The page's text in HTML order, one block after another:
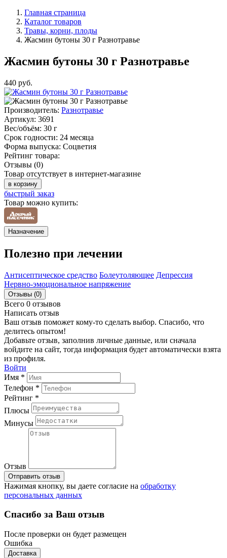
Главная страница
Каталог товаров
Травы, корни, плоды
Жасмин бутоны 30 г Разнотравье
Жасмин бутоны 30 г Разнотравье
440 руб.
Производитель: Разнотравье
Артикул: 3691
Вес/объём: 30 г
Срок годности: 24 месяца
Форма выпуска: Соцветия
Рейтинг товара:
Отзывы (0)
Товар отсутствует в интернет-магазине
в корзину
быстрый заказ
Товар можно купить:
Назначение
Полезно при лечении
Антисептическое средство Болеутоляющее Депрессия
Нервно-эмоциональное напряжение
Отзывы (0)
Всего 0 отзывов
Написать отзыв
Ваш отзыв поможет кому-то сделать выбор. Спасибо, что
делитесь опытом!
Добавьте отзыв, заполнив личные данные, или сначала
войдите на сайт, тогда информация будет автоматически взята
из профиля.
Войти
Имя *
Телефон *
Рейтинг *
Плюсы
Минусы
Отзыв
Отправить отзыв
Нажимая кнопку, вы даете согласие на обработку
персональных данных
Спасибо за Ваш отзыв
После проверки он будет размещен
Ошибка
Доставка